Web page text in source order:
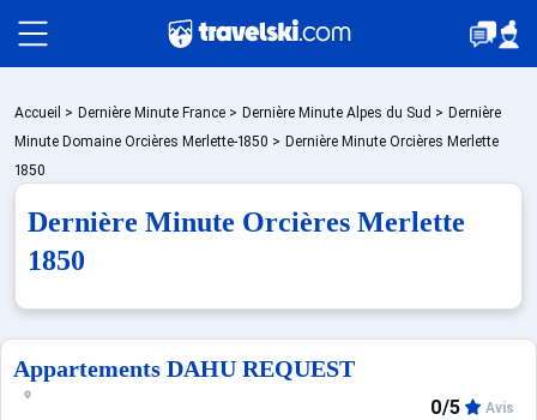
Packages
Bons plans
Accueil > Dernière Minute France > Dernière Minute Alpes du Sud > Dernière
Minute Domaine Orcières Merlette-1850 > Dernière Minute Orcières Merlette
1850
Dernière Minute Orcières Merlette
1850
Appartements DAHU REQUEST
0/5 Avis